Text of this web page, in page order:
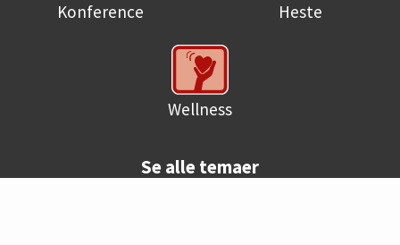
Konference Heste
Wellness
Se alle temaer